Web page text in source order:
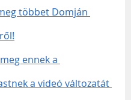
többet Domján
ennek a
a videó változatát